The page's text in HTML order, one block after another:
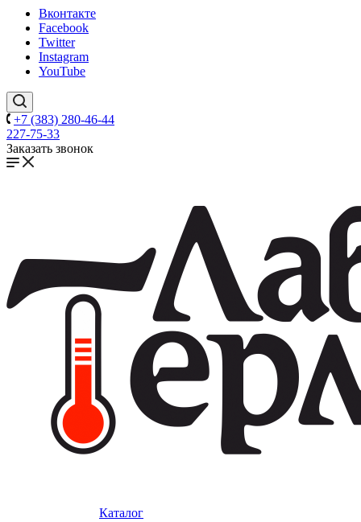
Вконтакте
Facebook
Twitter
Instagram
YouTube
+7 (383) 280-46-44
227-75-33
Заказать звонок
Каталог